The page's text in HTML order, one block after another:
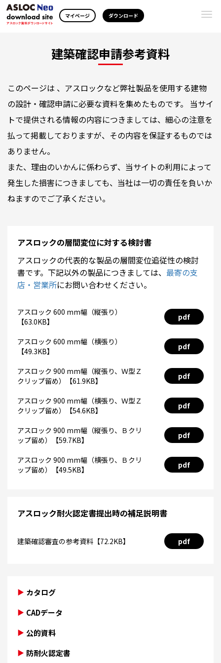
マイページ ダウンロード
建築確認申請参考資料
このページは 、アスロックなど弊社製品を使用する建物
の設計・確認申請に必要な資料を集めたものです。 当サイ
トで提供される情報の内容につきましては、細心の注意を
払って掲載しておりますが、その内容を保証するものでは
ありません。
また、理由のいかんに係わらず、当サイトの利用によって
発生した損害につきましても、当社は一切の責任を負いか
ねますのでご了承ください。
アスロックの層間変位に対する検討書
アスロックの代表的な製品の層間変位追従性の検討
書です。下記以外の製品につきましては、 最寄の支
店・営業所にお問い合わせください。
アスロック 600 mm幅（縦張り）
【63.0KB】
pdf
アスロック 600 mm幅（横張り）
【49.3KB】
pdf
アスロック 900 mm幅（縦張り、Ｗ型Ｚ
クリップ留め）【61.9KB】
pdf
アスロック 900 mm幅（横張り、Ｗ型Ｚ
クリップ留め）【54.6KB】
pdf
アスロック 900 mm幅（縦張り、Ｂクリ
ップ留め）【59.7KB】
pdf
アスロック 900 mm幅（横張り、Ｂクリ
ップ留め）【49.5KB】
pdf
アスロック耐火認定書提出時の補足説明書
建築確認審査の参考資料【72.2KB】 pdf
カタログ
CADデータ
公的資料
防耐火認定書